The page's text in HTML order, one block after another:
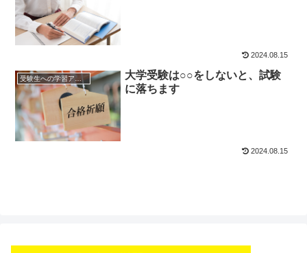
2024.08.15
受験生への学習アドバイス
大学受験は○○をしないと、試験
に落ちます
2024.08.15